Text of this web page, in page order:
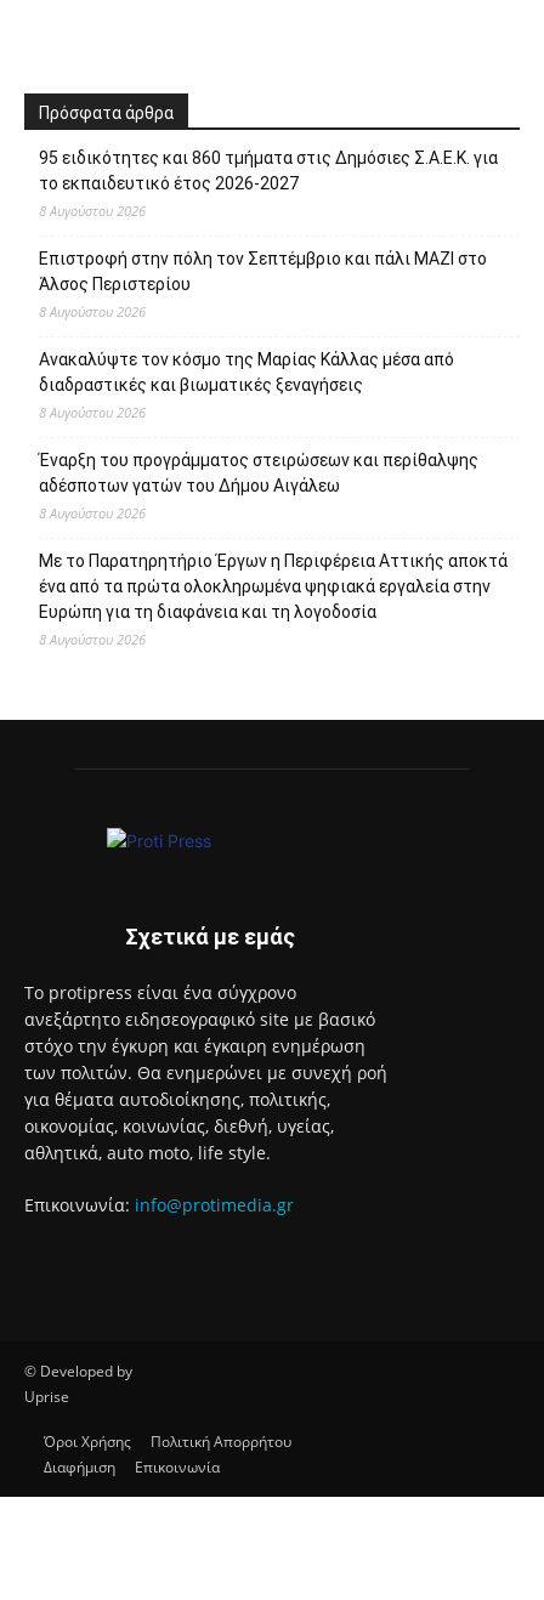
Πρόσφατα άρθρα
95 ειδικότητες και 860 τμήματα στις Δημόσιες Σ.Α.Ε.Κ. για
το εκπαιδευτικό έτος 2026-2027
8 Αυγούστου 2026
Επιστροφή στην πόλη τον Σεπτέμβριο και πάλι ΜΑΖΙ στο
Άλσος Περιστερίου
8 Αυγούστου 2026
Ανακαλύψτε τον κόσμο της Μαρίας Κάλλας μέσα από
διαδραστικές και βιωματικές ξεναγήσεις
8 Αυγούστου 2026
Έναρξη του προγράμματος στειρώσεων και περίθαλψης
αδέσποτων γατών του Δήμου Αιγάλεω
8 Αυγούστου 2026
Με το Παρατηρητήριο Έργων η Περιφέρεια Αττικής αποκτά
ένα από τα πρώτα ολοκληρωμένα ψηφιακά εργαλεία στην
Ευρώπη για τη διαφάνεια και τη λογοδοσία
8 Αυγούστου 2026
Σχετικά με εμάς
Το protipress είναι ένα σύγχρονο
ανεξάρτητο ειδησεογραφικό site με βασικό
στόχο την έγκυρη και έγκαιρη ενημέρωση
των πολιτών. Θα ενημερώνει με συνεχή ροή
για θέματα αυτοδιοίκησης, πολιτικής,
οικονομίας, κοινωνίας, διεθνή, υγείας,
αθλητικά, auto moto, life style.
Επικοινωνία: info@protimedia.gr
© Developed by
Uprise
Όροι Χρήσης
Πολιτική Απορρήτου
Διαφήμιση
Επικοινωνία